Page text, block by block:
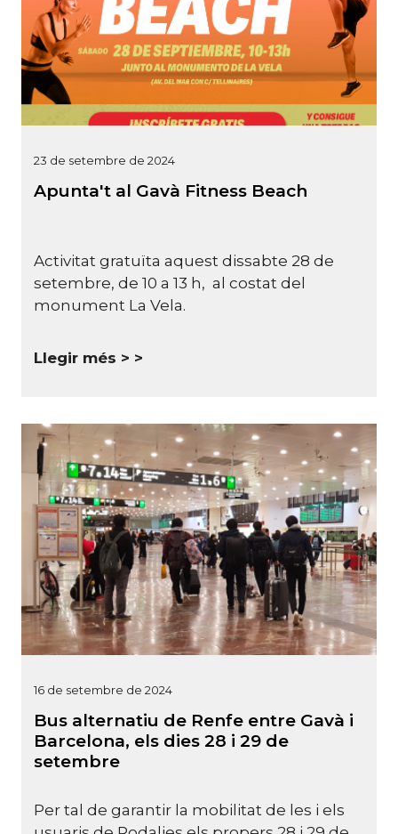
23 de setembre de 2024
Apunta't al Gavà Fitness Beach
Activitat gratuïta aquest dissabte 28 de
setembre, de 10 a 13 h, al costat del
monument La Vela.
Llegir més >
16 de setembre de 2024
Bus alternatiu de Renfe entre Gavà i
Barcelona, els dies 28 i 29 de
setembre
Per tal de garantir la mobilitat de les i els